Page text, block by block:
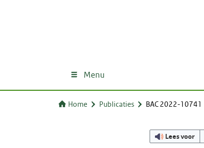
Menu
Home Publicaties BAC 2022-10741
Lees voor